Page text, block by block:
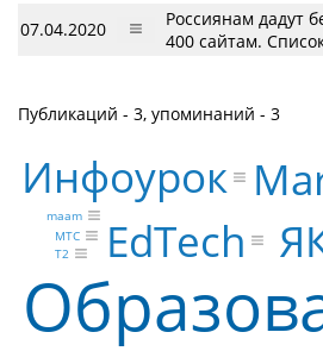
07.04.2020
Россиянам дадут
400 сайтам.
Публикаций - 3, упоминаний - 3
EdTech
Инфоурок
maam
Т2
МТС